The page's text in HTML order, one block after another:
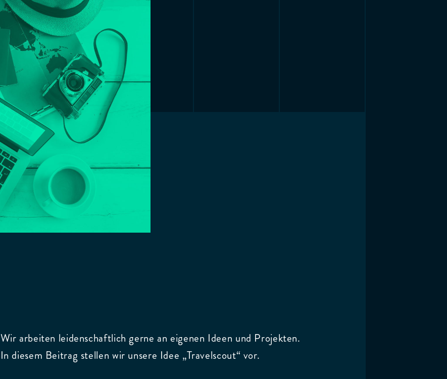
Wir arbeiten leidenschaftlich gerne an eigenen Ideen und Projekten.
In diesem Beitrag stellen wir unsere Idee „Travelscout“ vor.